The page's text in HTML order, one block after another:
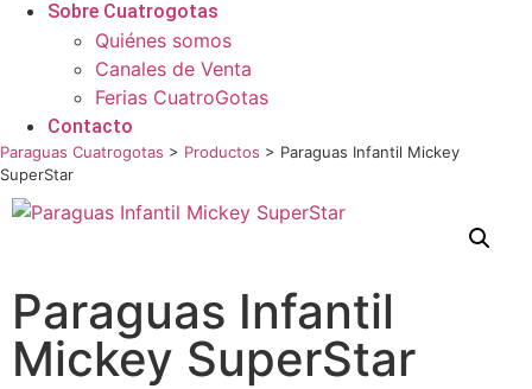
Sobre Cuatrogotas
Quiénes somos
Canales de Venta
Ferias CuatroGotas
Contacto
Paraguas Cuatrogotas > Productos > Paraguas Infantil Mickey
SuperStar
Paraguas Infantil
Mickey SuperStar